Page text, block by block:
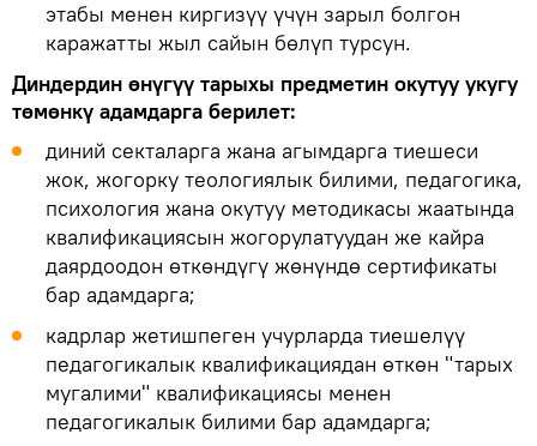
этабы менен киргизүү үчүн зарыл болгон
каражатты жыл сайын бөлүп турсун.
Диндердин өнүгүү тарыхы предметин окутуу укугу
төмөнкү адамдарга берилет:
диний секталарга жана агымдарга тиешеси
жок, жогорку теологиялык билими, педагогика,
психология жана окутуу методикасы жаатында
квалификациясын жогорулатуудан же кайра
даярдоодон өткөндүгү жөнүндө сертификаты
бар адамдарга;
кадрлар жетишпеген учурларда тиешелүү
педагогикалык квалификациядан өткөн "тарых
мугалими" квалификациясы менен
педагогикалык билими бар адамдарга;